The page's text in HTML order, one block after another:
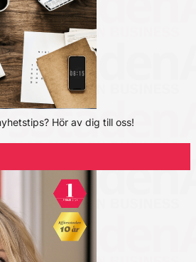
Hör av dig till oss!